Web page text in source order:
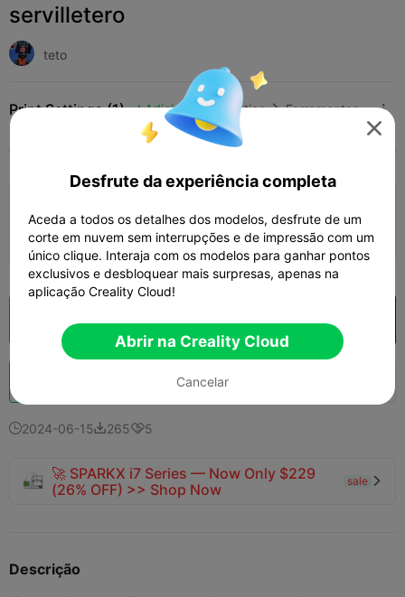
servilletero
teto
Print Settings (1) Adicionar Doméstico  Ferramentas e Peças de Reposição 
 06h 06m  1 plates  76.10g
139
2024-06-152655
🚀 SPARKX i7 Series — Now Only $229
(26% OFF) >> Shop Now
sale 
Descrição

Desfrute da experiência completa
Aceda a todos os detalhes dos modelos, desfrute de um
corte em nuvem sem interrupções e de impressão com um
único clique. Interaja com os modelos para ganhar pontos
exclusivos e desbloquear mais surpresas, apenas na
aplicação Creality Cloud!
Abrir na Creality Cloud
Cancelar